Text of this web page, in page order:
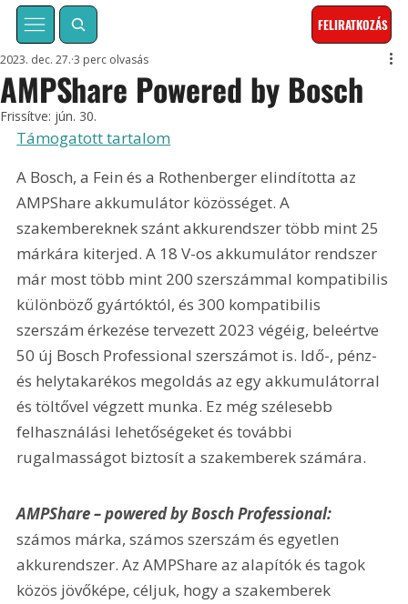
FELIRATKOZÁS
AMPShare Powered by Bosch
2023. dec. 27. 3 perc olvasás
Frissítve: jún. 30.
Támogatott tartalom
A Bosch, a Fein és a Rothenberger elindította az
AMPShare akkumulátor közösséget. A
szakembereknek szánt akkurendszer több mint 25
márkára kiterjed. A 18 V-os akkumulátor rendszer
már most több mint 200 szerszámmal kompatibilis
különböző gyártóktól, és 300 kompatibilis
szerszám érkezése tervezett 2023 végéig, beleértve
50 új Bosch Professional szerszámot is. Idő-, pénz-
és helytakarékos megoldás az egy akkumulátorral
és töltővel végzett munka. Ez még szélesebb
felhasználási lehetőségeket és további
rugalmasságot biztosít a szakemberek számára.
AMPShare – powered by Bosch Professional:
számos márka, számos szerszám és egyetlen
akkurendszer. Az AMPShare az alapítók és tagok
közös jövőképe, céljuk, hogy a szakemberek